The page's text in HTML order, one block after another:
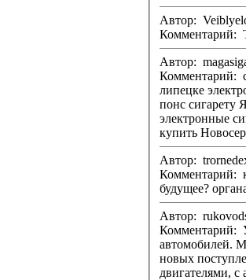
Автор:
Комментарий:
Автор:
Комментарий:
липецке электронные сигареты молдова понс сигареты
понс сигарету Яблоневка купить понс
электронные сигареты купить
купить
Автор:
Комментарий: как подключить аккаунт как отправить
Автор:
Комментарий: Уважаемые посетители! На нашем сайте
автомобилей.
новых